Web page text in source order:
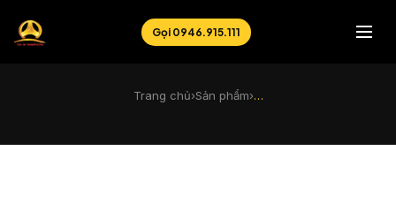
Gọi 0946.915.111
Trang chủ›Sản phẩm›…